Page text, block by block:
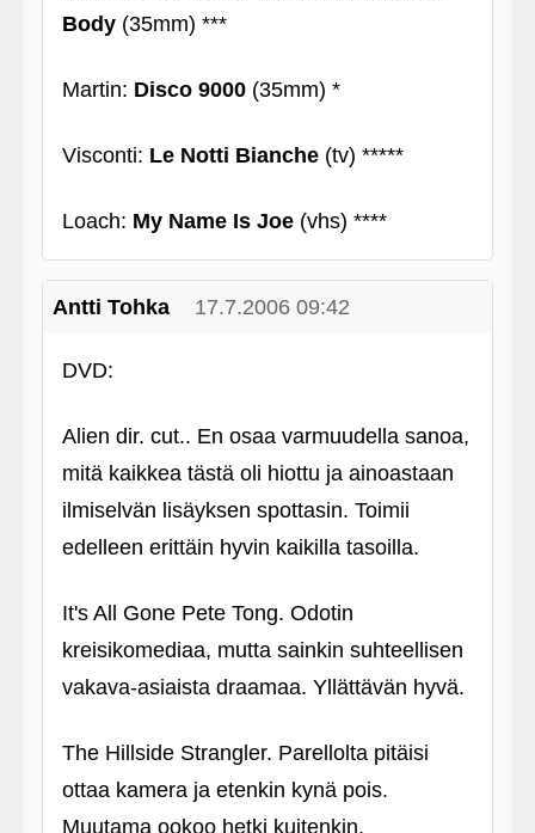
Body(35mm) ***
Martin: Disco 9000(35mm) *
Visconti: Le Notti Bianche(tv) *****
Loach: My Name Is Joe(vhs) ****
Antti Tohka 17.7.2006 09:42
DVD:
Alien dir. cut.. En osaa varmuudella sanoa,
mitä kaikkea tästä oli hiottu ja ainoastaan
ilmiselvän lisäyksen spottasin. Toimii
edelleen erittäin hyvin kaikilla tasoilla.
It's All Gone Pete Tong. Odotin
kreisikomediaa, mutta sainkin suhteellisen
vakava-asiaista draamaa. Yllättävän hyvä.
The Hillside Strangler. Parellolta pitäisi
ottaa kamera ja etenkin kynä pois.
Muutama ookoo hetki kuitenkin.